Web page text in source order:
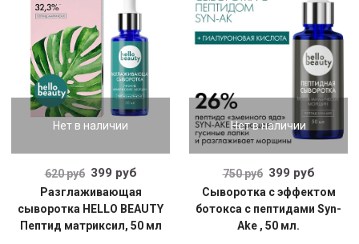
Нет в наличии
620 руб 399 руб
Разглаживающая
сыворотка HELLO BEAUTY
Пептид матриксил, 50 мл
Нет в наличии
750 руб 399 руб
Cыворотка с эффектом
ботокса с пептидами Syn-
Ake , 50 мл.